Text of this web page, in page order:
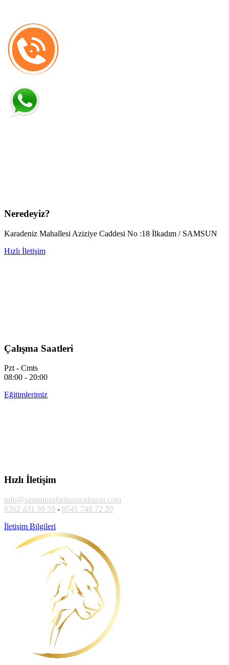
Neredeyiz?
Karadeniz Mahallesi Aziziye Caddesi No :18 İlkadım / SAMSUN
Hızlı İletişim
Çalışma Saatleri
Pzt - Cmts
08:00 - 20:00
Eğitimlerimiz
Hızlı İletişim
info@samsunsafarisurucukursu.com
0362 431 59 59 - 0541 748 72 20
İletişim Bilgileri